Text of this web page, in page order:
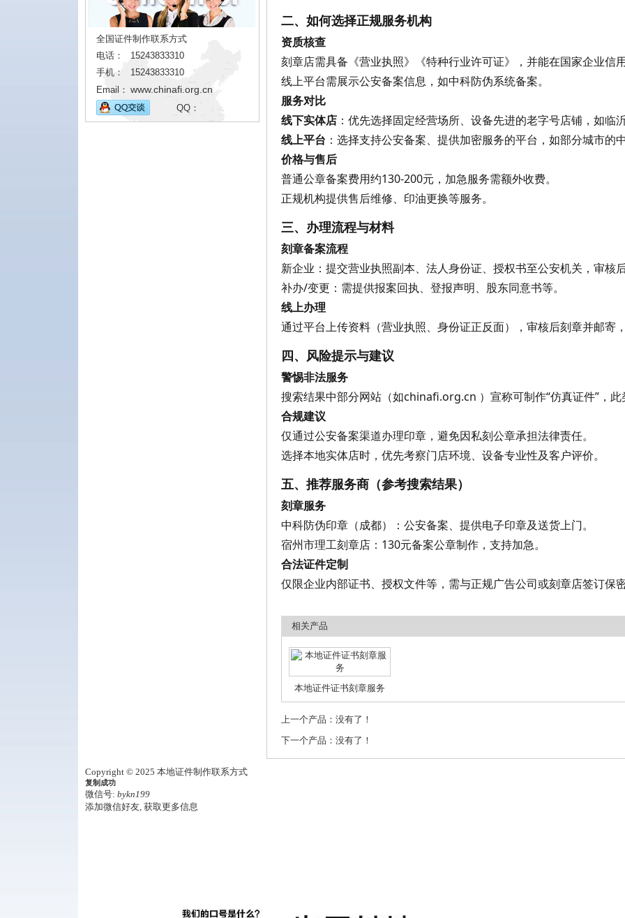
全国证件制作联系方式
电话：
15243833310
手机：
15243833310
Email： www.chinafi.org.cn
QQ：
二、如何选择正规服务机构
资质核查
刻章店需具备《营业执照》《特种行业许可证》，并能在国家企业信
线上平台需展示公安备案信息，如中科防伪系统备案。
服务对比
线下实体店 ：优先选择固定经营场所、设备先进的老字号店铺，如临
线上平台 ：选择支持公安备案、提供加密服务的平台，如部分城市的
价格与售后
普通公章备案费用约130-200元，加急服务需额外收费。
正规机构提供售后维修、印油更换等服务。
三、办理流程与材料
刻章备案流程
新企业：提交营业执照副本、法人身份证、授权书至公安机关，审核
补办/变更：需提供报案回执、登报声明、股东同意书等。
线上办理
通过平台上传资料（营业执照、身份证正反面），审核后刻章并邮寄
四、风险提示与建议
警惕非法服务
搜索结果中部分网站（如chinafi.org.cn ）宣称可制作“仿真证件”，
合规建议
仅通过公安备案渠道办理印章，避免因私刻公章承担法律责任。
选择本地实体店时，优先考察门店环境、设备专业性及客户评价。
五、推荐服务商（参考搜索结果）
刻章服务
中科防伪印章（成都）：公安备案、提供电子印章及送货上门。
宿州市理工刻章店：130元备案公章制作，支持加急。
合法证件定制
仅限企业内部证书、授权文件等，需与正规广告公司或刻章店签订保
相关产品
本地证件证书刻章服务
上一个产品：没有了！
下一个产品：没有了！
Copyright © 2025 本地证件制作联系方式
复制成功
微信号: bykn199
添加微信好友, 获取更多信息